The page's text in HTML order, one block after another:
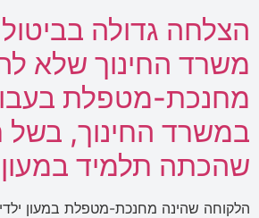
הצלחה גדולה
משרד החינוך שלא
מחנכת-מטפלת
במשרד החינוך,
שהכתה תלמיד במעון
הלקוחה שהינה מחנכת-מטפלת במעון